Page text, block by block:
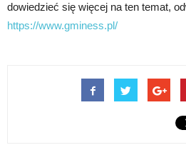
dowiedzieć się więcej na ten temat,
https://www.gminess.pl/